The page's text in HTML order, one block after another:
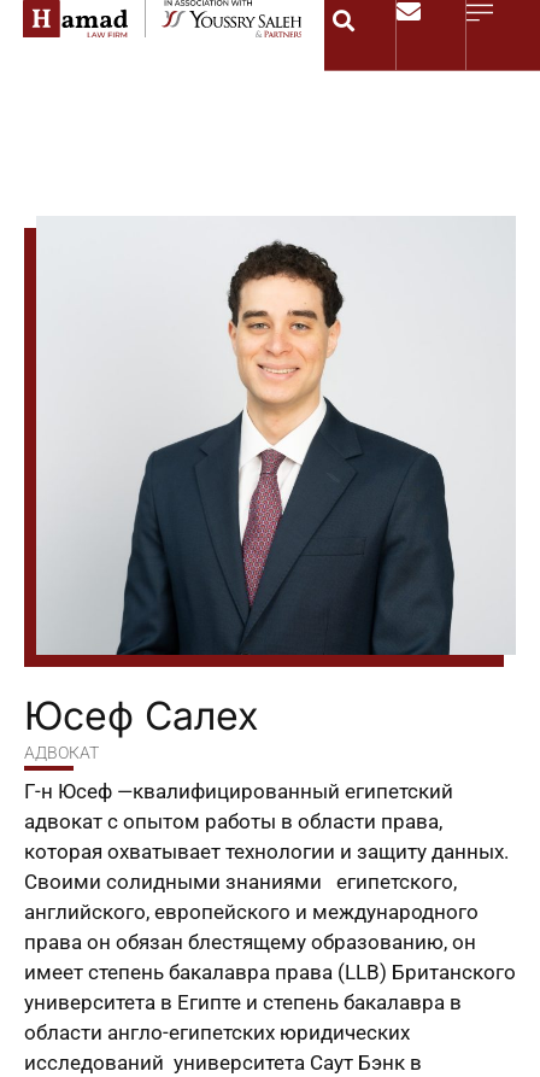
Юсеф Салех
АДВОКАТ
Г-н Юсеф —квалифицированный египетский
адвокат с опытом работы в области права,
которая охватывает технологии и защиту данных.
Своими солидными знаниями египетского,
английского, европейского и международного
права он обязан блестящему образованию, он
имеет степень бакалавра права (LLB) Британского
университета в Египте и степень бакалавра в
области англо-египетских юридических
исследований университета Саут Бэнк в